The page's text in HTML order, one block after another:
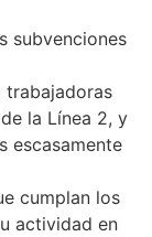
subvenciones
trabajadoras
la Línea 2, y
escasamente
cumplan los
actividad en